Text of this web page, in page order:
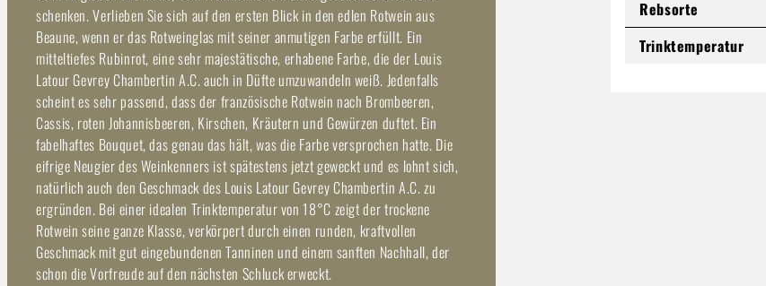
schenken. Verlieben Sie sich auf den ersten Blick in den edlen Rotwein aus
Beaune, wenn er das Rotweinglas mit seiner anmutigen Farbe erfüllt. Ein
mitteltiefes Rubinrot, eine sehr majestätische, erhabene Farbe, die der Louis
Latour Gevrey Chambertin A.C. auch in Düfte umzuwandeln weiß. Jedenfalls
scheint es sehr passend, dass der französische Rotwein nach Brombeeren,
Cassis, roten Johannisbeeren, Kirschen, Kräutern und Gewürzen duftet. Ein
fabelhaftes Bouquet, das genau das hält, was die Farbe versprochen hatte. Die
eifrige Neugier des Weinkenners ist spätestens jetzt geweckt und es lohnt sich,
natürlich auch den Geschmack des Louis Latour Gevrey Chambertin A.C. zu
ergründen. Bei einer idealen Trinktemperatur von 18°C zeigt der trockene
Rotwein seine ganze Klasse, verkörpert durch einen runden, kraftvollen
Geschmack mit gut eingebundenen Tanninen und einem sanften Nachhall, der
schon die Vorfreude auf den nächsten Schluck erweckt.
Rebsorte
Trinktemperatur